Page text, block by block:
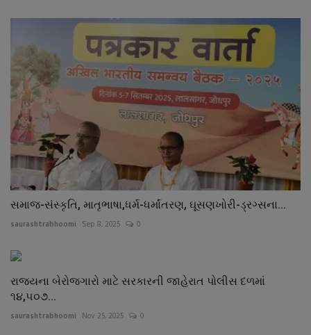
સમાજ-સંસ્કૃતિ, માતૃભાષા,ધર્મ-ધર્માંતરણ, ઘૂસણખોરી-ડ્રગ્સના...
saurashtrabhoomi Sep 8, 2025 0
રાજ્યના બેરોજગારો માટે સરકારની જાહેરાત પોલીસ દળમાં
૧૪,૫૦૭...
saurashtrabhoomi Nov 25, 2025 0